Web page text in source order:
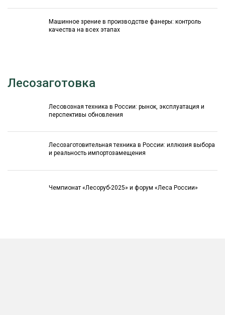
Машинное зрение в производстве фанеры: контроль
качества на всех этапах
Лесозаготовка
Лесовозная техника в России: рынок, эксплуатация и
перспективы обновления
Лесозаготовительная техника в России: иллюзия выбора
и реальность импортозамещения
Чемпионат «Лесоруб-2025» и форум «Леса России»